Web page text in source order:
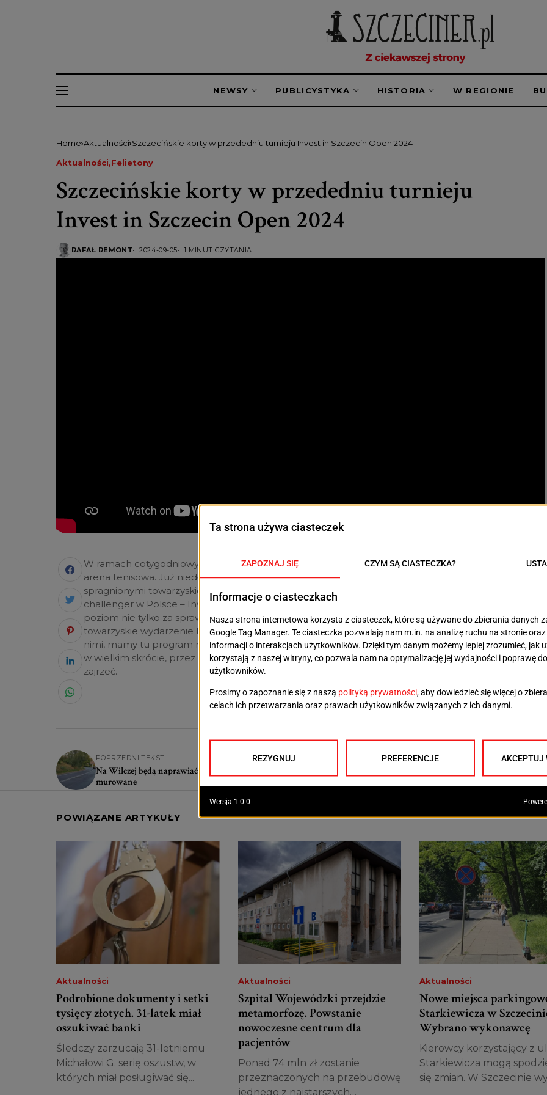
NEWSY PUBLICYSTYKA HISTORIA W REGIONIE
Home Aktualności Szczecińskie korty w przededniu turnieju Invest in Szczecin Open 2024
Aktualności Felietony
Szczecińskie korty w przededniu turnieju
Invest in Szczecin Open 2024
RAFAŁ REMONT 2024-09-05 1 MINUT CZYTANIA
W ramach cotygodniowych felietonów filmowych: przed nami szczecińska, a właściwie Polska –
arena tenisowa. Już niedługo korty przy al. Wojska Polskiego zapełnią się kibicami i gośćmi
spragnionymi towarzyskich wrażeń. Między 9 a 17 września odbędzie się tu najstarszy ATP
challenger w Polsce – Invest in Szczecin Open 2024. Szczecińskie wydarzenie od lat trzyma
poziom nie tylko za sprawą świetnie granych meczów i emocji sportowych. Jest to niewątpliwie
towarzyskie wydarzenie końca lata w Szczecinie, obfitujące w atrakcje na kortach ale i poza
nimi, mamy tu program muzyczny, turniej aktorów, koktajle sponsorskie, rozmowy biznesowe –
w wielkim skrócie, przez najbliższy tydzień na szczecińskich kortach będzie działo się ! Warto
zajrzeć.
POPRZEDNI TEKST
Na Wilczej będą naprawiać. Utrudnienia w ruchu
murowane
NASTĘPNY TEKST
POWIĄZANE ARTYKUŁY
Aktualności
Podrobione dokumenty i setki
tysięcy złotych. 31-latek miał
oszukiwać banki
Śledczy zarzucają 31-letniemu
Michałowi G. serię oszustw, w
których miał posługiwać się...
Aktualności
Szpital Wojewódzki przejdzie
metamorfozę. Powstanie
nowoczesne centrum dla
pacjentów
Ponad 74 mln zł zostanie
przeznaczonych na przebudowę
jednego z najstarszych
Aktualności
Nowe miejsca
Starkiewicza w
Wybrano wykonawcę
Kierowcy korzystający z
Starkiewicza mogą
się zmian. W Szczecinie